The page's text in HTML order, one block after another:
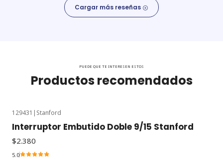
Cargar más reseñas
PUEDE QUE TE INTERESEN ESTOS
Productos recomendados
129431 | Stanford
Interruptor Embutido Doble 9/15 Stanford
$2.380
5.0